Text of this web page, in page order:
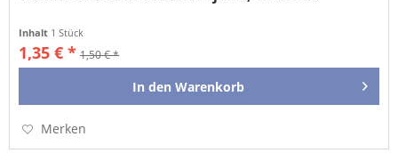
Inhalt 1 Stück
1,35 € * 1,50 € *
In den Warenkorb
Merken